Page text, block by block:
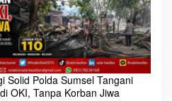
Solid Polda Sumsel Tangani
OKI, Tanpa Korban Jiwa